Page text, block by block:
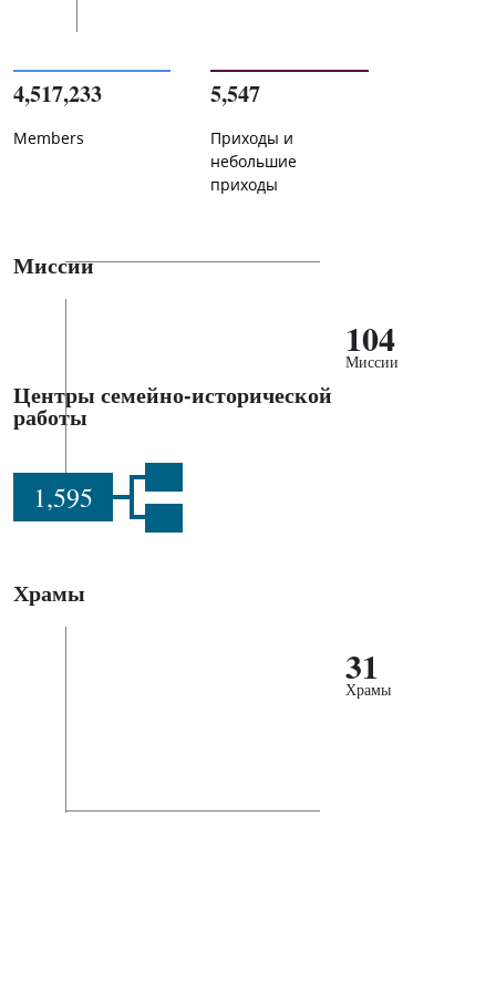
4,517,233
Members
5,547
Приходы и
небольшие
приходы
Миссии
104
Миссии
Центры семейно-исторической
работы
1,595
Храмы
31
Храмы